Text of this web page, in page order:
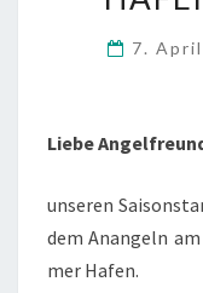
7.
Lie­be
unse­ren
dem Anan­geln
mer Hafen.